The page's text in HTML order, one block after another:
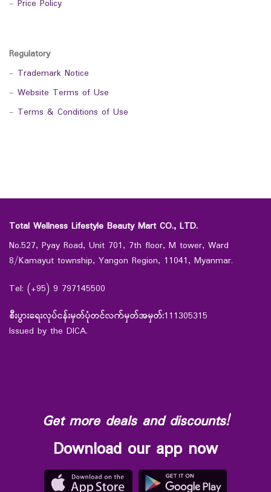
- Price Policy
Regulatory
- Trademark Notice
- Website Terms of Use
- Terms & Conditions of Use
Total Wellness Lifestyle Beauty Mart CO., LTD.
No.527, Pyay Road, Unit 701, 7th floor, M tower, Ward
8/Kamayut township, Yangon Region, 11041, Myanmar.
Tel: (+95) 9 797145500
စီးပွားရေးလုပ်ငန်းမှတ်ပုံတင်လက်မှတ်အမှတ်:111305315
Issued by the DICA.
Get more deals and discounts!
Download our app now